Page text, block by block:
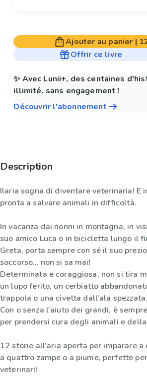
Ajouter au panier |
Offrir ce livre
✨ Avec Lunii+, des centaines
illimité, sans engagement !
Découvrir l'abonnement
Description
Ilaria sogna di diventare veterinaria! E
pronta a salvare animali in difficoltà.
In vacanza dai nonni in montagna, in
suo amico Luca o in bicicletta lungo il
Greta, porta sempre con sé il suo
soccorso… non si sa mai!
Determinata e coraggiosa, non si tira
un lupo ferito, un cerbiatto
trappola o una civetta dall’ala spezzata.
Con o senza l’aiuto dei grandi, è
per prendersi cura degli animali e
12 storie all’aria aperta per imparare
a quattro zampe o a piume, perfette
veterinari!